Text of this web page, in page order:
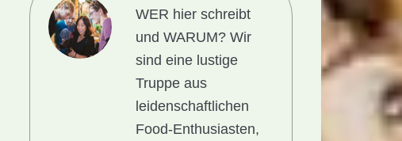
WER hier schreibt
und WARUM?Wir
sind eine lustige
Truppe aus
leidenschaftlichen
Food-Enthusiasten,